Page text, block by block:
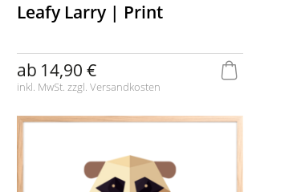
Leafy Larry | Print
ab 14,90 €
inkl. MwSt. zzgl. Versandkosten